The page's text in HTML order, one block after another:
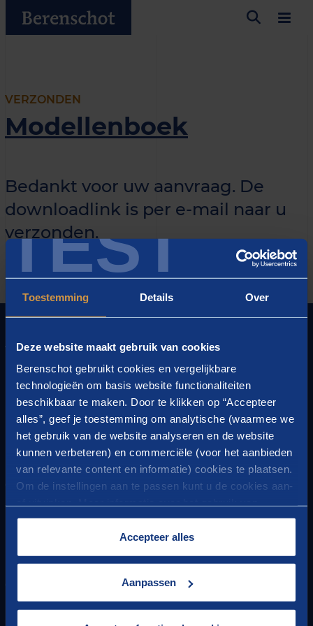
TEST
Toestemming Details Over
Deze website maakt gebruik van cookies
Berenschot gebruikt cookies en vergelijkbare
technologieën om basis website functionaliteiten
beschikbaar te maken. Door te klikken op “Accepteer
alles”, geef je toestemming om analytische (waarmee we
het gebruik van de website analyseren en de website
kunnen verbeteren) en commerciële (voor het aanbieden
van relevante content en informatie) cookies te plaatsen.
Om de instellingen aan te passen kunt u de cookies aan-
cookies op onze website treft u in onze
Accepteer alles
Aanpassen
VERZONDEN
Modellenboek
Bedankt voor uw aanvraag. De
downloadlink is per e-mail naar u
verzonden.
VOORUITGANG
HET BESTE VAN BERENSCHOT BELGIUM
Ontvang onzenieuwste inzichten in uw mailbox.
U kunt zich op elk moment afmelden. Uw gegevens
worden niet gedeeld.
CONTACT
Vragen of opmerkingen?
Disclaimer